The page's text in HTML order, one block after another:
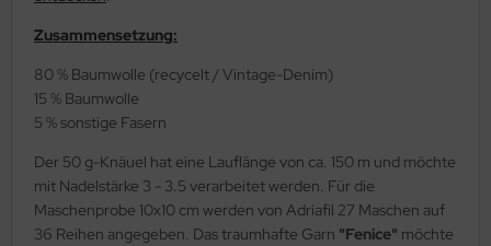
Zusammensetzung:
80 % Baumwolle (recycelt / Vintage-Denim)
15 % Baumwolle
5 % sonstige Fasern
Der 50 g-Knäuel hat eine Lauflänge von ca. 150 m und möchte
mit Nadelstärke 3 - 3.5 verarbeitet werden. Für die
Maschenprobe 10x10 cm werden von Adriafil 27 Maschen auf
36 Reihen angegeben. Das traumhafte Garn "Fenice" möchte